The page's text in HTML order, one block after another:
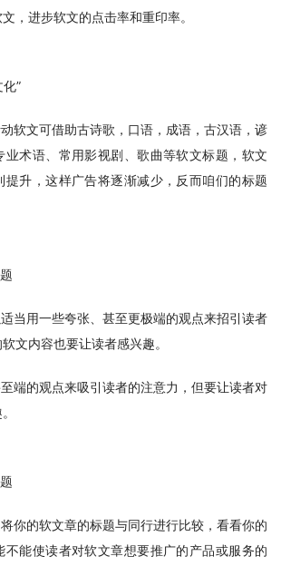
，进步软文的点击率和重印率。
”
文可借助古诗歌，口语，成语，古汉语，谚
业术语、常用影视剧、歌曲等软文标题，软文
提升，这样广告将逐渐减少，反而咱们的标题
用一些夸张、甚至更极端的观点来招引读者
文内容也要让读者感兴趣。
的观点来吸引读者的注意力，但要让读者对
的软文章的标题与同行进行比较，看看你的
不能使读者对软文章想要推广的产品或服务的